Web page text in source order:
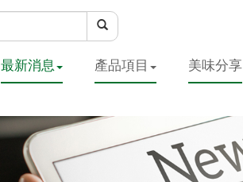
最新消息 產品項目 美味分享